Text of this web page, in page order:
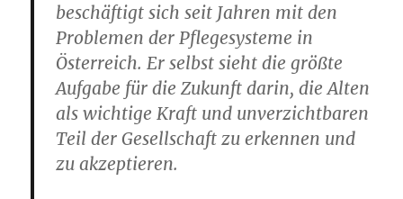
beschäftigt sich seit Jahren mit den
Problemen der Pflegesysteme in
Österreich. Er selbst sieht die größte
Aufgabe für die Zukunft darin, die Alten
als wichtige Kraft und unverzichtbaren
Teil der Gesellschaft zu erkennen und
zu akzeptieren.